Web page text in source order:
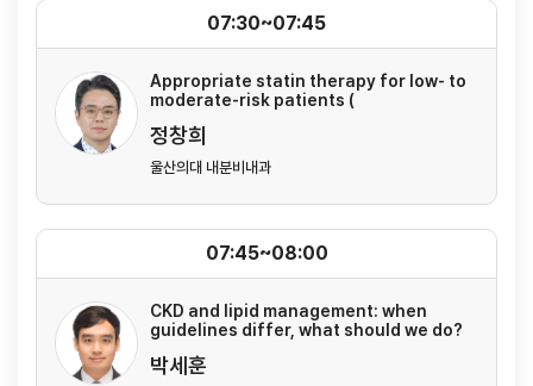
Appropriate statin therapy for low- to
moderate-risk patients (
정창희
울산의대 내분비내과
07:30~07:45
CKD and lipid management: when
guidelines differ, what should we do?
박세훈
07:45~08:00